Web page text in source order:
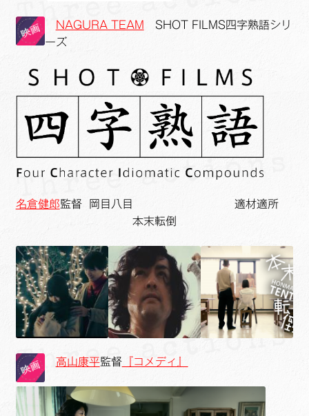
NAGURA TEAM
SHOT FILMS四字熟語シリ
ーズ
名倉健郎監督 岡目八目 適材適所
本末転倒
高山康平監督『コメディ』